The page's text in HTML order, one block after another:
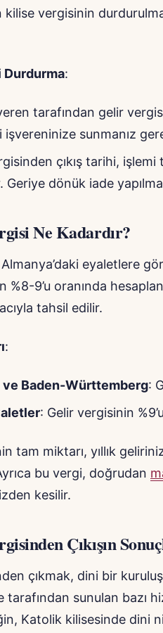
kilise vergisinin
:
tarafından gelir
işvereninize sunmanız
çıkış tarihi,
Geriye dönük iade
Ne Kadardır?
eyaletlere
%8-9’u oranında
tahsil edilir.
:
ve Baden-Württemberg:
: Gelir vergisinin %9’u
tam miktarı, yıllık
bu vergi, doğrudan
kesilir.
Çıkışın
çıkmak, dini bir
tarafından sunulan bazı
Katolik kilisesinde dini